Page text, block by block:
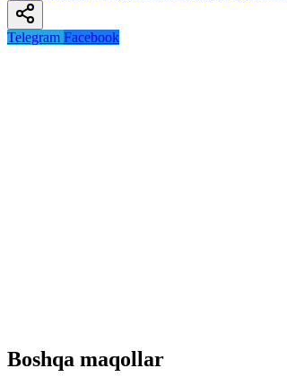
Telegram Facebook
Boshqa maqollar